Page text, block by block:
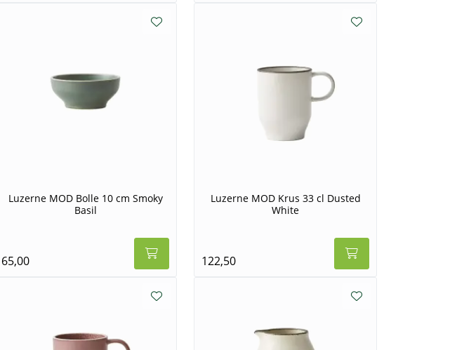
Luzerne MOD Bolle 10 cm Smoky
Basil
65,00
Luzerne MOD Krus 33 cl Dusted
White
122,50